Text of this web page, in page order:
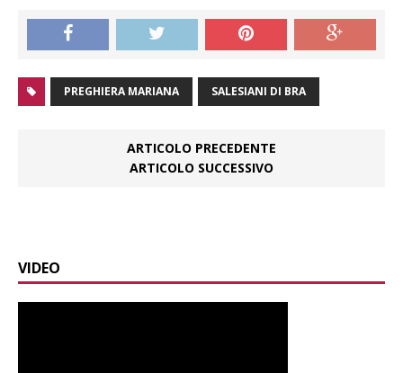
PREGHIERA MARIANA SALESIANI DI BRA
ARTICOLO PRECEDENTE
ARTICOLO SUCCESSIVO
VIDEO